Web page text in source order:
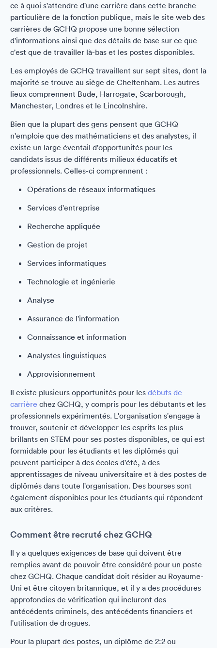
ce à quoi s'attendre d'une carrière dans cette branche
particulière de la fonction publique, mais le site web des
carrières de GCHQ propose une bonne sélection
d'informations ainsi que des détails de base sur ce que
c'est que de travailler là-bas et les postes disponibles.
Les employés de GCHQ travaillent sur sept sites, dont la
majorité se trouve au siège de Cheltenham. Les autres
lieux comprennent Bude, Harrogate, Scarborough,
Manchester, Londres et le Lincolnshire.
Bien que la plupart des gens pensent que GCHQ
n'emploie que des mathématiciens et des analystes, il
existe un large éventail d'opportunités pour les
candidats issus de différents milieux éducatifs et
professionnels. Celles-ci comprennent :
Opérations de réseaux informatiques
Services d'entreprise
Recherche appliquée
Gestion de projet
Services informatiques
Technologie et ingénierie
Analyse
Assurance de l'information
Connaissance et information
Analystes linguistiques
Approvisionnement
Il existe plusieurs opportunités pour les débuts de
carrière chez GCHQ, y compris pour les débutants et les
professionnels expérimentés. L'organisation s'engage à
trouver, soutenir et développer les esprits les plus
brillants en STEM pour ses postes disponibles, ce qui est
formidable pour les étudiants et les diplômés qui
peuvent participer à des écoles d'été, à des
apprentissages de niveau universitaire et à des postes de
diplômés dans toute l'organisation. Des bourses sont
également disponibles pour les étudiants qui répondent
aux critères.
Comment être recruté chez GCHQ
Il y a quelques exigences de base qui doivent être
remplies avant de pouvoir être considéré pour un poste
chez GCHQ. Chaque candidat doit résider au Royaume-
Uni et être citoyen britannique, et il y a des procédures
approfondies de vérification qui incluront des
antécédents criminels, des antécédents financiers et
l'utilisation de drogues.
Pour la plupart des postes, un diplôme de 2:2 ou